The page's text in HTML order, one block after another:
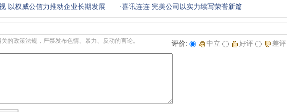
以权威公信力推动企业长期发展 ·喜讯连连 完美公司以实力续写荣誉新篇
的政策法规，严禁发布色情、暴力、反动的言论。 评价: 中立 好评 差评